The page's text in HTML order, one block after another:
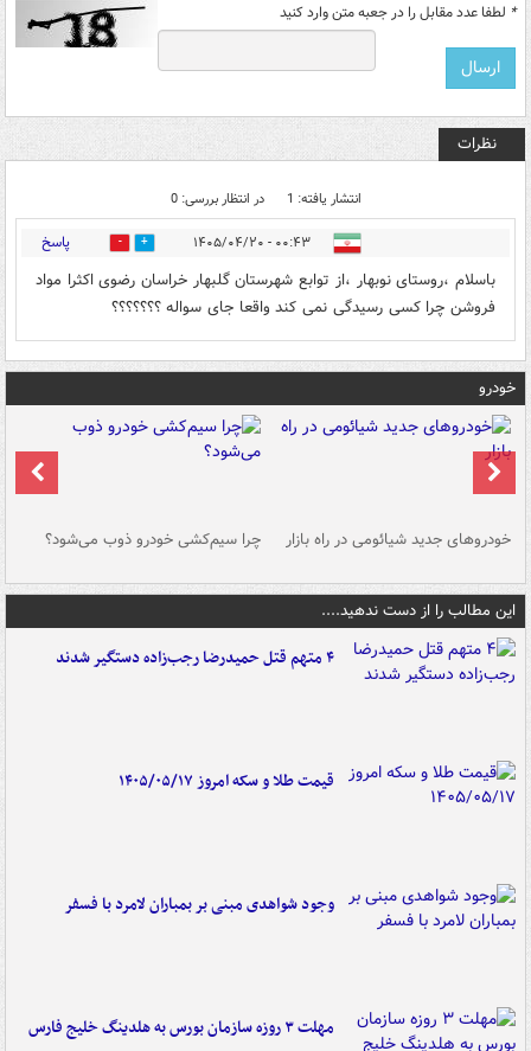
* لطفا عدد مقابل را در جعبه متن وارد کنید
نظرات
انتشار یافته: 1 در انتظار بررسی: 0
۰۰:۴۳ - ۱۴۰۵/۰۴/۲۰ 0 پاسخ
باسلام ،روستای نوبهار ،از توابع شهرستان گلبهار خراسان رضوی اکثرا مواد
فروشن چرا کسی رسیدگی نمی کند واقعا جای سواله ؟؟؟؟؟؟؟
خودرو
خودروهای جدید شیائومی در راه بازار چرا سیم‌کشی خودرو ذوب می‌شود؟
این مطالب را از دست ندهید....
۴ متهم قتل حمیدرضا رجب‌زاده دستگیر شدند
قیمت طلا و سکه امروز ۱۴۰۵/۰۵/۱۷
وجود شواهدی مبنی بر بمباران لامرد با فسفر
مهلت ۳ روزه سازمان بورس به هلدینگ خلیج فارس